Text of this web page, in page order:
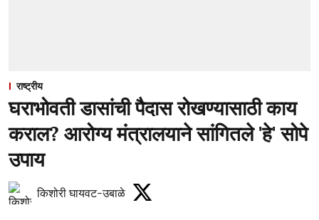
राष्ट्रीय
घराभोवती डासांची पैदास रोखण्यासाठी काय
कराल? आरोग्य मंत्रालयाने सांगितले 'हे' सोपे
उपाय
किशोरी घायवट-उबाळे